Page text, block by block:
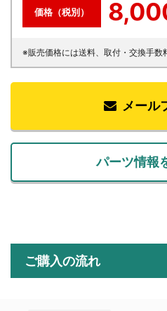
価格（税別）
※販売価格には送料、取付・交換手数
メール
パーツ情報
ご購入の流れ